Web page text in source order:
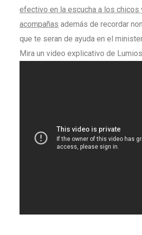
efectivo en la escucha a los chicos
acompañas además de recordar
que te seran de ayuda en el
Mira un video explicativo de